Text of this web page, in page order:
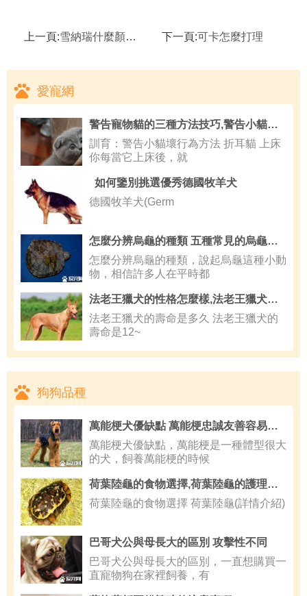
上一頁:雪納瑞什麼顏色好 下一頁:可卡怎麼打理
愛寵網
警告寵物貓的三種方法技巧,警告小貓壞行為方法
訓育：警告小貓壞行為方法 折耳貓 上床
你每當它上床後，就
如何鑒別挑選優秀德國牧羊犬
德國牧羊犬(Germ
怎麼分辨烏龜的種類 五種常見的烏龜種類分辨
怎麼分辨烏龜的種類，說起烏龜這種小動
物，相信許多人在平時都
法老王獵犬的性格怎麼樣,法老王獵犬的壽命是多久
法老王獵犬的壽命是多久 法老王獵犬的
壽命是12~
狗狗品種
萬能梗犬優缺點 萬能梗忠誠友善容易興奮
萬能梗犬優缺點，萬能梗是一種體型很大
的犬，飼養萬能梗的時候
荷葉陸龜的食物選擇,荷葉陸龜的護理要點
荷葉陸龜的食物選擇 荷葉陸龜(詳情介紹)
巴哥犬公與母長大的區別 攻擊性不同
巴哥犬公與母長大的區別，一直想購買一
直寵物狗在家裡飼養，有